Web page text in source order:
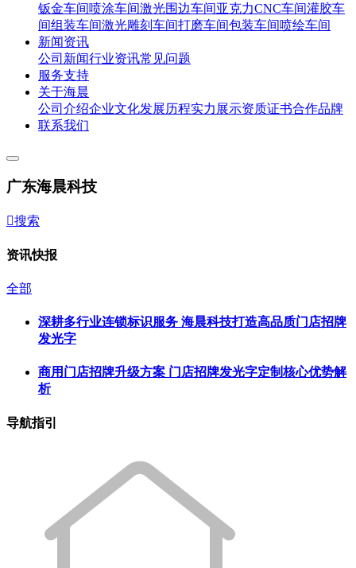
钣金车间喷涂车间激光围边车间亚克力CNC车间灌胶车
间组装车间激光雕刻车间打磨车间包装车间喷绘车间
新闻资讯
公司新闻行业资讯常见问题
服务支持
关于海晨
公司介绍企业文化发展历程实力展示资质证书合作品牌
联系我们
广东海晨科技
搜索
资讯快报
全部
深耕多行业连锁标识服务 海晨科技打造高品质门店招牌
发光字
商用门店招牌升级方案 门店招牌发光字定制核心优势解
析
导航指引